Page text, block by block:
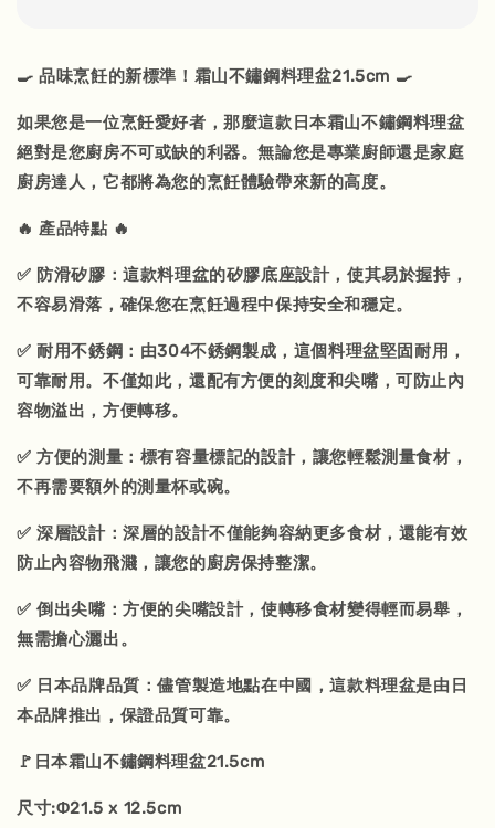
🍳 品味烹飪的新標準！霜山不鏽鋼料理盆21.5cm 🍳
如果您是一位烹飪愛好者，那麼這款日本霜山不鏽鋼料理盆
絕對是您廚房不可或缺的利器。無論您是專業廚師還是家庭
廚房達人，它都將為您的烹飪體驗帶來新的高度。
🔥 產品特點 🔥
✅ 防滑矽膠：這款料理盆的矽膠底座設計，使其易於握持，
不容易滑落，確保您在烹飪過程中保持安全和穩定。
✅ 耐用不銹鋼：由304不銹鋼製成，這個料理盆堅固耐用，
可靠耐用。不僅如此，還配有方便的刻度和尖嘴，可防止內
容物溢出，方便轉移。
✅ 方便的測量：標有容量標記的設計，讓您輕鬆測量食材，
不再需要額外的測量杯或碗。
✅ 深層設計：深層的設計不僅能夠容納更多食材，還能有效
防止內容物飛濺，讓您的廚房保持整潔。
✅ 倒出尖嘴：方便的尖嘴設計，使轉移食材變得輕而易舉，
無需擔心灑出。
✅ 日本品牌品質：儘管製造地點在中國，這款料理盆是由日
本品牌推出，保證品質可靠。
🚩日本霜山不鏽鋼料理盆21.5cm
尺寸:Φ21.5 x 12.5cm